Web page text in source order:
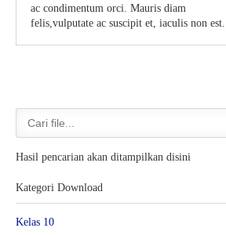
ac condimentum orci. Mauris diam
felis,vulputate ac suscipit et, iaculis non est.
Hasil pencarian akan ditampilkan disini
Kategori Download
Kelas 10